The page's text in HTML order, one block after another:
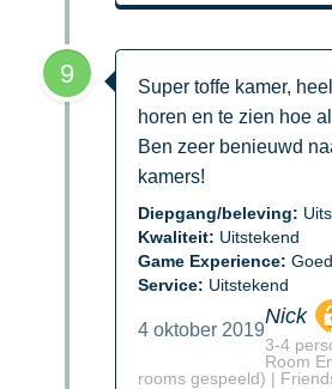
9
Super toffe kamer,
horen en te zien hoe
Ben zeer benieuwd
kamers!
Diepgang/beleving:
Kwaliteit: Uitstekend
Game Experience: Goed
Service: Uitstekend
4 oktober 2019
Nick
3-4
Room
rooms gespeeld) |